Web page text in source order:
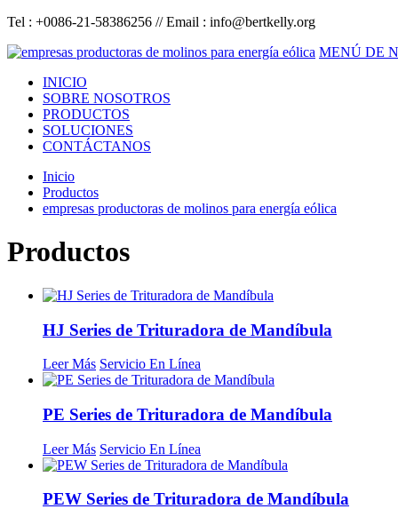
Tel : +0086-21-58386256 // Email : info@bertkelly.org
MENÚ DE
INICIO
SOBRE NOSOTROS
PRODUCTOS
SOLUCIONES
CONTÁCTANOS
Inicio
Productos
empresas productoras de molinos para energía eólica
Productos
HJ Series de Trituradora de Mandíbula
Leer Más Servicio En Línea
PE Series de Trituradora de Mandíbula
Leer Más Servicio En Línea
PEW Series de Trituradora de Mandíbula